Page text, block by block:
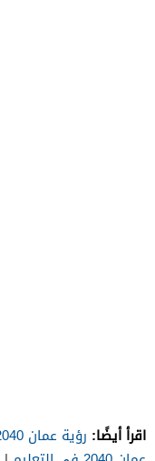
اقرأ أيضًا: رؤية عمان 2040